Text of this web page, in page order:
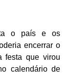
o país e os
encerrar o
festa que virou
calendário de